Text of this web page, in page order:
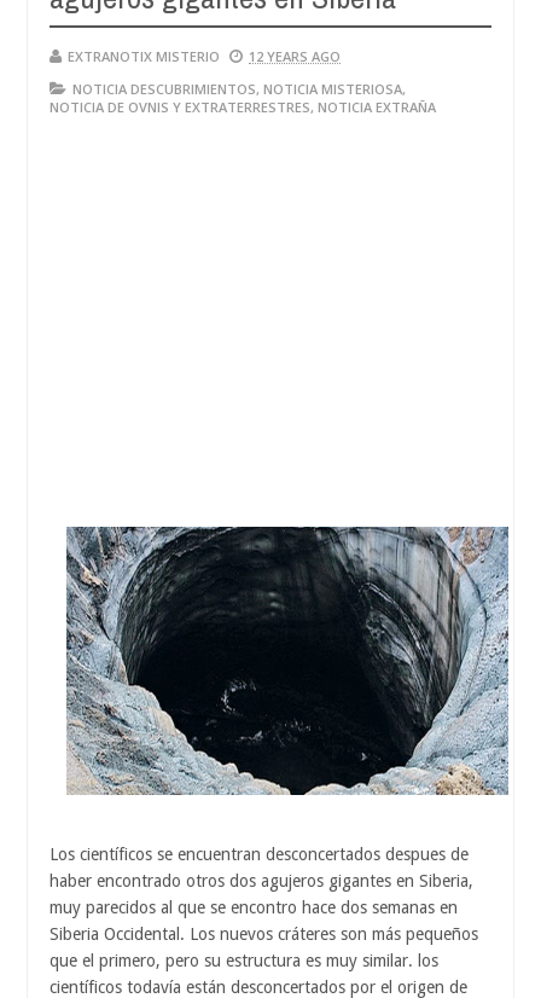
EXTRANOTIX MISTERIO
12 YEARS AGO
NOTICIA DESCUBRIMIENTOS, NOTICIA MISTERIOSA,
NOTICIA DE OVNIS Y EXTRATERRESTRES, NOTICIA EXTRAÑA
Los científicos se encuentran desconcertados despues de
haber encontrado otros dos agujeros gigantes en Siberia,
muy parecidos al que se encontro hace dos semanas en
Siberia Occidental. Los nuevos cráteres son más pequeños
que el primero, pero su estructura es muy similar. los
científicos todavía están desconcertados por el origen de